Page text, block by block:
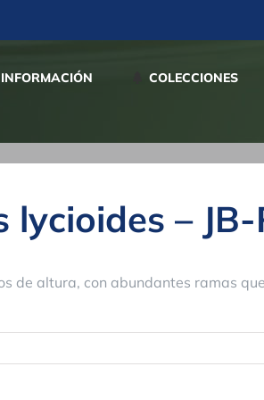
INFORMACIÓN COLECCIONES
lycioides –
de altura, con abundantes ramas